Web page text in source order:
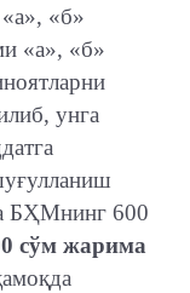
«б»
«а», «б»
унга
БҲМнинг 600
сўм жарима